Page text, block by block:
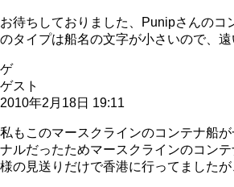
お待ちしておりました、Punipさんのコ
のタイプは船名の文字が小さいので、
ゲ
ゲスト
2010年2月18日 19:11
私もこのマースクラインのコンテナ船
ナルだったためマースクラインのコン
様の見送りだけで香港に行ってました